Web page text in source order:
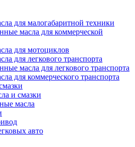
для малогабаритной техники
масла для коммерческой
для мотоциклов
для легкового транспорта
масла для легкового транспорта
для коммерческого транспорта
и смазки
масла
авто